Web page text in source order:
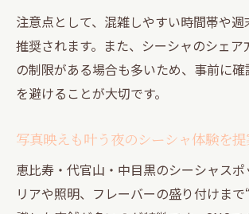
注意点として、混雑しやすい時間帯や
推奨されます。また、シーシャのシェア
の制限がある場合も多いため、事前に
を避けることが大切です。
写真映えも叶う夜のシーシャ体験を提
恵比寿・代官山・中目黒のシーシャス
リアや照明、フレーバーの盛り付けま